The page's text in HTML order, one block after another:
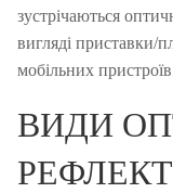
зустрічаються
вигляді приставки/
мобільних
ВИДИ